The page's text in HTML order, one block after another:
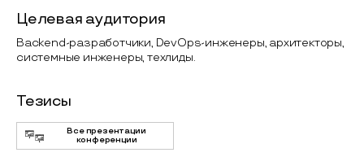
Целевая аудитория
Backend-разработчики, DevOps-инженеры, архитекторы,
системные инженеры, техлиды.
Тезисы
Все презентации
конференции